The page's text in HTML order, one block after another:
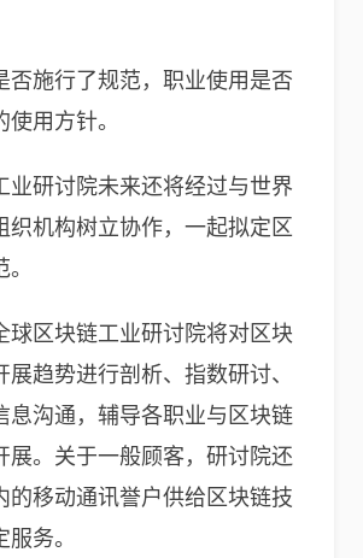
否施行了规范，职业使用是否
用方针。
业研讨院未来还将经过与世界
织机构树立协作，一起拟定区
球区块链工业研讨院将对区块
趋势进行剖析、指数研讨、
息沟通，辅导各职业与区块链
展。关于一般顾客，研讨院还
的移动通讯誉户供给区块链技
务。